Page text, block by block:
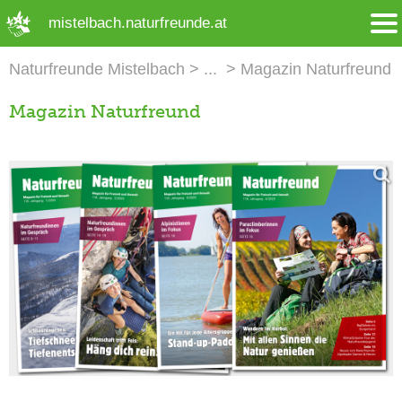
mistelbach.naturfreunde.at
Naturfreunde Mistelbach Magazin Naturfreund
Magazin Naturfreund